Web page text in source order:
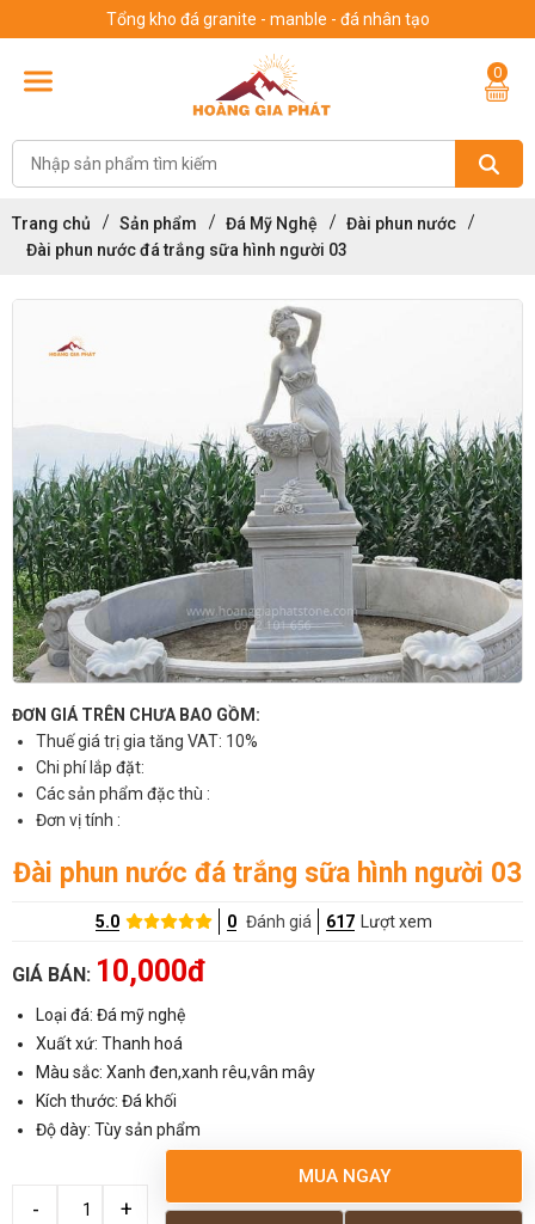
Tổng kho đá granite - manble - đá nhân tạo
0
Trang chủ Sản phẩm Đá Mỹ Nghệ
Đài phun nước
Đài phun nước đá trắng sữa hình người 03
ĐƠN GIÁ TRÊN CHƯA BAO GỒM:
Thuế giá trị gia tăng VAT: 10%
Chi phí lắp đặt:
Các sản phẩm đặc thù :
Đơn vị tính :
Đài phun nước đá trắng sữa hình người 03
5.0 0 Đánh giá 617 Lượt xem
GIÁ BÁN: 10,000đ
Loại đá: Đá mỹ nghệ
Xuất xứ: Thanh hoá
Màu sắc: Xanh đen,xanh rêu,vân mây
Kích thước: Đá khối
Độ dày: Tùy sản phẩm
MUA NGAY